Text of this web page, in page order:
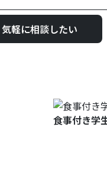
気軽に相談したい
食事付き学